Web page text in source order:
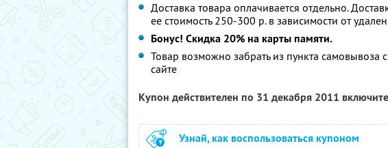
Доставка товара оплачивается отдельно.
ее стоимость 250-300 р. в зависимости от
Бонус! Скидка 20% на карты памяти.
Товар возможно забрать из пункта самовывоза
сайте
Купон действителен по 31 декабря 2011
Узнай, как воспользоваться купоном